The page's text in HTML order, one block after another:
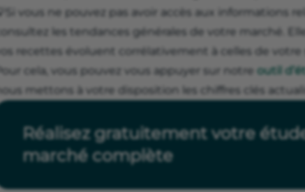
vous ne pouvez pas avoir accès aux informations
les tendances générales de votre marché.
recettes évoluent corrélativement à celles de votre
cela, vous pouvez vous appuyer sur notre outil
mettons à votre disposition les chiffres clés
Réalisez gratuitement votre
marché complète